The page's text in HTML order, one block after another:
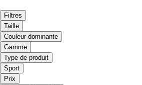
Filtres
Taille
Couleur dominante
Gamme
Type de produit
Sport
Prix